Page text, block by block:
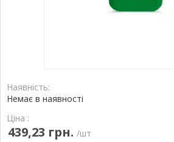
Наявність:
Немає в наявності
Ціна :
439,23 грн. /шт